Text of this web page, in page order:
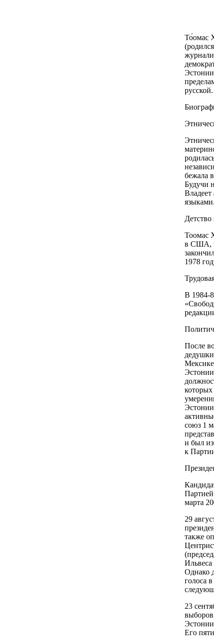
То́омас
русской.
бежала
Будучи
языками.
Детство
Тоомас
в США,
1978
В 1984-
После
которых
союз 1
и был
к
марта
29
также
Однако
голоса
23
Его